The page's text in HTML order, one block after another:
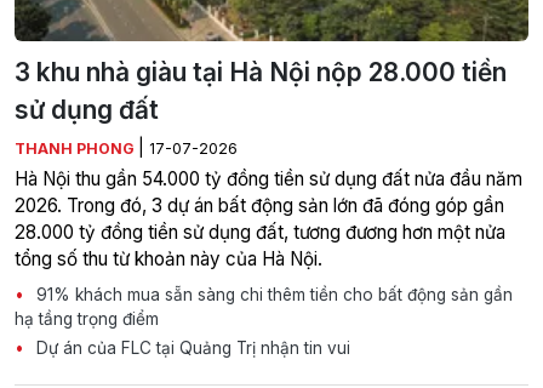
3 khu nhà giàu tại Hà Nội nộp 28.000 tiền
sử dụng đất
THANH PHONG 17-07-2026
Hà Nội thu gần 54.000 tỷ đồng tiền sử dụng đất nửa đầu năm
2026. Trong đó, 3 dự án bất động sản lớn đã đóng góp gần
28.000 tỷ đồng tiền sử dụng đất, tương đương hơn một nửa
tổng số thu từ khoản này của Hà Nội.
91% khách mua sẵn sàng chi thêm tiền cho bất động sản gần
hạ tầng trọng điểm
Dự án của FLC tại Quảng Trị nhận tin vui